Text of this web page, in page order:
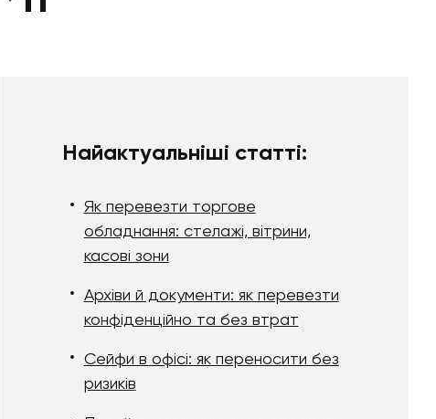
Найактуальніші статті:
Як перевезти торгове
обладнання: стелажі, вітрини,
касові зони
Архіви й документи: як перевезти
конфіденційно та без втрат
Сейфи в офісі: як переносити без
ризиків